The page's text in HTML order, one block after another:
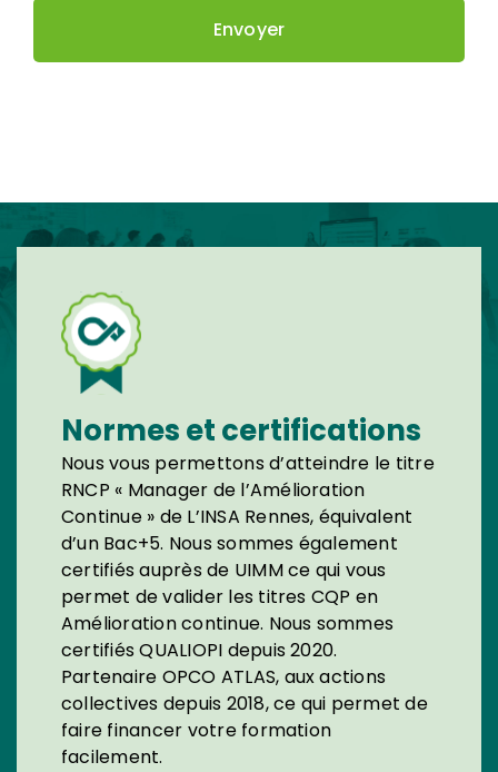
Normes et certifications
Nous vous permettons d’atteindre le titre
RNCP « Manager de l’Amélioration
Continue » de L’INSA Rennes, équivalent
d’un Bac+5. Nous sommes également
certifiés auprès de UIMM ce qui vous
permet de valider les titres CQP en
Amélioration continue. Nous sommes
certifiés QUALIOPI depuis 2020.
Partenaire OPCO ATLAS, aux actions
collectives depuis 2018, ce qui permet de
faire financer votre formation
facilement.